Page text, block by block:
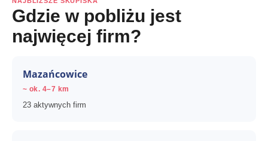
Gdzie w pobliżu jest
najwięcej firm?
Mazańcowice
~ ok. 4–7 km
23 aktywnych firm